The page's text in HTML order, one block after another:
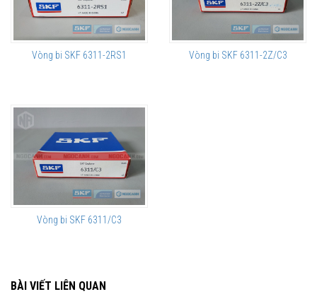
Vòng bi SKF 6311-2RS1 Vòng bi SKF 6311-2Z/C3
Vòng bi SKF 6311/C3
BÀI VIẾT LIÊN QUAN